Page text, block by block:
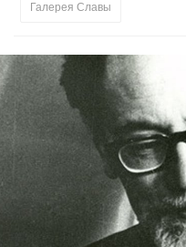
Галерея Славы